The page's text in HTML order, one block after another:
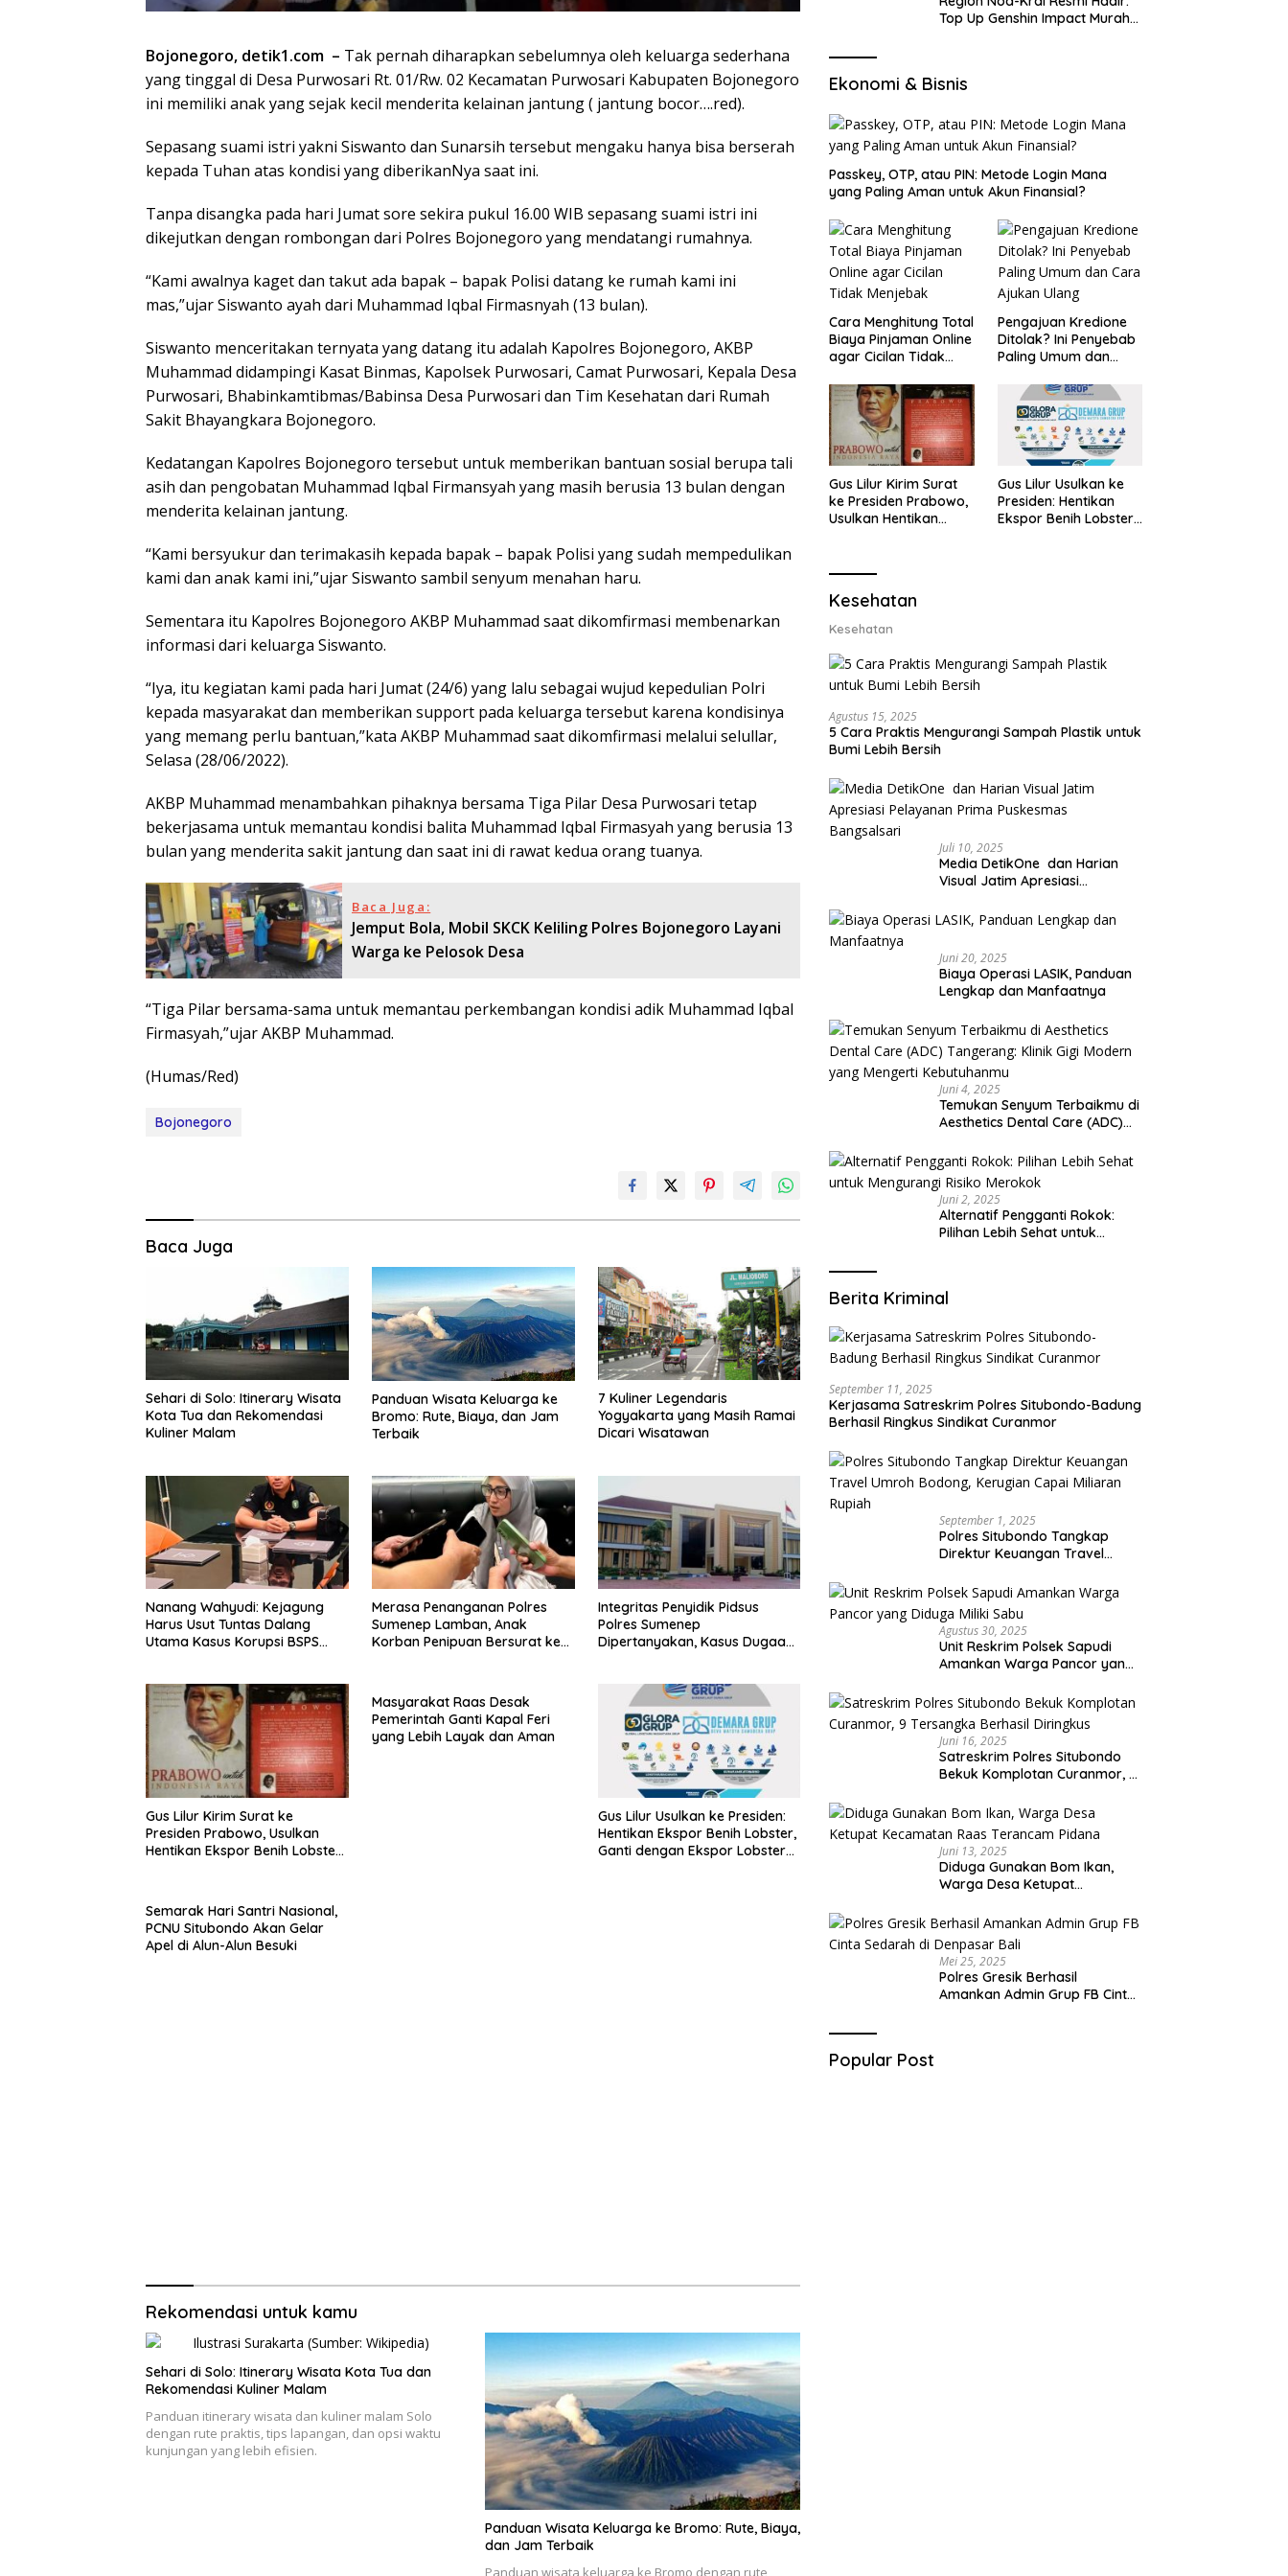
Bojonegoro, detik1.com – Tak pernah diharapkan sebelumnya oleh keluarga sederhana
yang tinggal di Desa Purwosari Rt. 01/Rw. 02 Kecamatan Purwosari Kabupaten Bojonegoro
ini memiliki anak yang sejak kecil menderita kelainan jantung ( jantung bocor….red).
Sepasang suami istri yakni Siswanto dan Sunarsih tersebut mengaku hanya bisa berserah
kepada Tuhan atas kondisi yang diberikanNya saat ini.
Tanpa disangka pada hari Jumat sore sekira pukul 16.00 WIB sepasang suami istri ini
dikejutkan dengan rombongan dari Polres Bojonegoro yang mendatangi rumahnya.
“Kami awalnya kaget dan takut ada bapak – bapak Polisi datang ke rumah kami ini
mas,”ujar Siswanto ayah dari Muhammad Iqbal Firmasnyah (13 bulan).
Siswanto menceritakan ternyata yang datang itu adalah Kapolres Bojonegoro, AKBP
Muhammad didampingi Kasat Binmas, Kapolsek Purwosari, Camat Purwosari, Kepala Desa
Purwosari, Bhabinkamtibmas/Babinsa Desa Purwosari dan Tim Kesehatan dari Rumah
Sakit Bhayangkara Bojonegoro.
Kedatangan Kapolres Bojonegoro tersebut untuk memberikan bantuan sosial berupa tali
asih dan pengobatan Muhammad Iqbal Firmansyah yang masih berusia 13 bulan dengan
menderita kelainan jantung.
“Kami bersyukur dan terimakasih kepada bapak – bapak Polisi yang sudah mempedulikan
kami dan anak kami ini,”ujar Siswanto sambil senyum menahan haru.
Sementara itu Kapolres Bojonegoro AKBP Muhammad saat dikomfirmasi membenarkan
informasi dari keluarga Siswanto.
“Iya, itu kegiatan kami pada hari Jumat (24/6) yang lalu sebagai wujud kepedulian Polri
kepada masyarakat dan memberikan support pada keluarga tersebut karena kondisinya
yang memang perlu bantuan,”kata AKBP Muhammad saat dikomfirmasi melalui selullar,
Selasa (28/06/2022).
AKBP Muhammad menambahkan pihaknya bersama Tiga Pilar Desa Purwosari tetap
bekerjasama untuk memantau kondisi balita Muhammad Iqbal Firmasyah yang berusia 13
bulan yang menderita sakit jantung dan saat ini di rawat kedua orang tuanya.
Baca Juga:
Jemput Bola, Mobil SKCK Keliling Polres Bojonegoro Layani
Warga ke Pelosok Desa
“Tiga Pilar bersama-sama untuk memantau perkembangan kondisi adik Muhammad Iqbal
Firmasyah,”ujar AKBP Muhammad.
(Humas/Red)
Bojonegoro
Baca Juga
Sehari di Solo: Itinerary Wisata
Kota Tua dan Rekomendasi
Kuliner Malam
Panduan Wisata Keluarga ke
Bromo: Rute, Biaya, dan Jam
Terbaik
7 Kuliner Legendaris
Yogyakarta yang Masih Ramai
Dicari Wisatawan
Nanang Wahyudi: Kejagung
Harus Usut Tuntas Dalang
Utama Kasus Korupsi BSPS
Merasa Penanganan Polres
Sumenep Lamban, Anak
Korban Penipuan Bersurat ke
Integritas Penyidik Pidsus
Polres Sumenep
Dipertanyakan, Kasus Dugaan
Gus Lilur Kirim Surat ke
Presiden Prabowo, Usulkan
Hentikan Ekspor Benih Lobster
Masyarakat Raas Desak
Pemerintah Ganti Kapal Feri
yang Lebih Layak dan Aman
Gus Lilur Usulkan ke Presiden:
Hentikan Ekspor Benih Lobster,
Ganti dengan Ekspor Lobster
Semarak Hari Santri Nasional,
PCNU Situbondo Akan Gelar
Apel di Alun-Alun Besuki
Rekomendasi untuk kamu
Sehari di Solo: Itinerary Wisata Kota Tua dan
Rekomendasi Kuliner Malam
Panduan itinerary wisata dan kuliner malam Solo
dengan rute praktis, tips lapangan, dan opsi waktu
kunjungan yang lebih efisien.
Panduan Wisata Keluarga ke Bromo: Rute, Biaya,
dan Jam Terbaik
Panduan wisata keluarga ke Bromo dengan rute
Top Up Genshin Impact Murah
Ekonomi & Bisnis
Passkey, OTP, atau PIN: Metode Login Mana
yang Paling Aman untuk Akun Finansial?
Cara Menghitung Total
Biaya Pinjaman Online
agar Cicilan Tidak
Pengajuan Kredione
Ditolak? Ini Penyebab
Paling Umum dan
Gus Lilur Kirim Surat
ke Presiden Prabowo,
Usulkan Hentikan
Lobster 50 Gram
Gus Lilur Usulkan ke
Presiden: Hentikan
Ekspor Benih Lobster,
Kesehatan
Kesehatan
Agustus 15, 2025
5 Cara Praktis Mengurangi Sampah Plastik untuk
Bumi Lebih Bersih
Juli 10, 2025
Media DetikOne dan Harian
Visual Jatim Apresiasi
Bangsalsari
Juni 20, 2025
Biaya Operasi LASIK, Panduan
Lengkap dan Manfaatnya
Juni 4, 2025
Temukan Senyum Terbaikmu di
Aesthetics Dental Care (ADC)
yang Mengerti Kebutuhanmu
Juni 2, 2025
Alternatif Pengganti Rokok:
Pilihan Lebih Sehat untuk
Berita Kriminal
September 11, 2025
Kerjasama Satreskrim Polres Situbondo-Badung
Berhasil Ringkus Sindikat Curanmor
September 1, 2025
Polres Situbondo Tangkap
Direktur Keuangan Travel
Capai Miliaran Rupiah
Agustus 30, 2025
Unit Reskrim Polsek Sapudi
Amankan Warga Pancor yang
Juni 16, 2025
Satreskrim Polres Situbondo
Bekuk Komplotan Curanmor, 9
Juni 13, 2025
Diduga Gunakan Bom Ikan,
Warga Desa Ketupat
Pidana
Mei 25, 2025
Polres Gresik Berhasil
Amankan Admin Grup FB Cinta
Popular Post